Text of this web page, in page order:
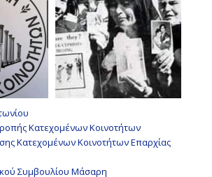
Κατεχομένων Κοινοτήτων
Κατεχομένων Κοινοτήτων Επαρχίας
Συμβουλίου Μάσαρη